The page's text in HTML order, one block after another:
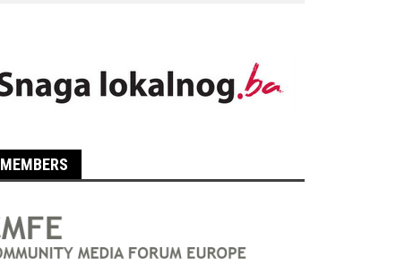
MEMBERS